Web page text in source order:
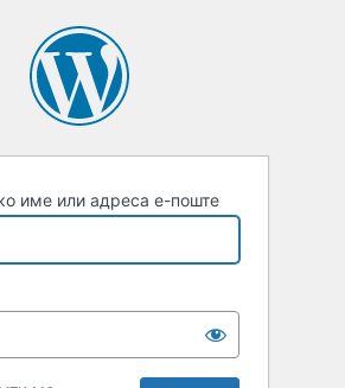
име или адреса е-поште